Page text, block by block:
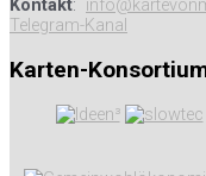
Kontakt:
Telegram-Kanal
Karten-